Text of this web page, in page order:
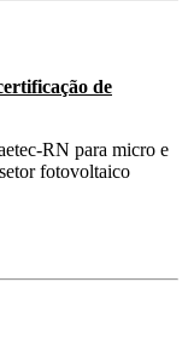
de
RN para micro e
fotovoltaico